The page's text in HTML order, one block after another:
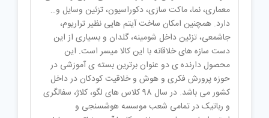
معماری، نما، ماکت سازی، دکوراسیون، تزئین وسایل و…
دارد. همچنین امکان ساخت آیتم هایی نظیر تراریوم،
جاشمعی، تزئین داخل شومینه، گلدان و بسیاری از این
دست سازه های خلاقانه با این کالا میسر است. این
محصول دارنده ی دو عنوان برترین بسته ی آموزشی در
حوزه پرورش فکری و هوش و خلاقیت کودکان در داخل
کشور می باشد. در سال 98 کلاس های لگو، کلاژ، سفالگری
و رباتیک در تمامی شعب موسسه هوشسنجی و